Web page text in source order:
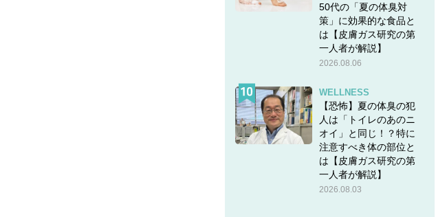
50代の「夏の体臭対
策」に効果的な食品と
は【皮膚ガス研究の第
一人者が解説】
2026.08.06
WELLNESS
【恐怖】夏の体臭の犯
人は「トイレのあのニ
オイ」と同じ！？特に
注意すべき体の部位と
は【皮膚ガス研究の第
一人者が解説】
2026.08.03